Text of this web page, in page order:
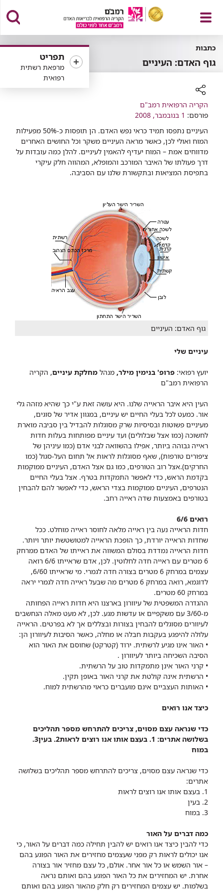
פתח
תפריט
תפריט
מרפאת רשתית
רפואית
כתבות
גוף האדם: העיניים
רכיב
שיתוף
הקריה הרפואית רמב"ם
פורסם: 1 בנובמבר, 2008
העיניים נתפסו תמיד כראי נפש האדם. הן תופסות כ-50% מפעילות
המוח ואולי לכן, כאשר מראה העיניים משקר וכל החושים האחרים
מדווחים אמת – המוח יעדיף להאמין לעיניים. להלן כמה עובדות על
דרך פעולתו של האיבר המורכב והמופלא, המהווה חלק עיקרי
בתפיסת המציאות ובתקשורת שלנו עם הסביבה.
גוף האדם: העיניים
עיניים שלי
יועץ רפואי: פרופ' בנימין מילר, מנהל מחל​קת עיניים, הקריה
הרפואית רמב"ם
העין היא איבר הראייה שלנו. היא עושה זאת ע"י כך שהיא מזהה גלי
אור. כמעט לכל בעלי החיים יש עיניים, במגוון אדיר של סוגים,
מעיניים פשוטות ובסיסיות שרק מסוגלות להבדיל בין סביבה מוארת
לחשוכה (כמו אצל שבלולים) ועד עיניים מפותחות בעלות חדות
ראייה גבוהה ביותר, אפילו בהשוואה לבני אדם (כמו עיניהן של
ציפורים טורפות), שאף מסוגלות לראות אל תחום העל-סגול (כמו
החרקים).אצל רוב הטורפים, כמו גם אצל האדם, העיניים ממוקמות
בקדמת הראש, כדי לאפשר התמקדות בטרף. אצל בעלי החיים
הנטרפים, העיניים ממוקמות בצדי הראש, כדי לאפשר להם להבחין
בטורפים באמצעות שדה ראייה רחב.
רואים 6/6
חדות הראייה נעה בין ראייה מלאה לחוסר ראייה מוחלט. ככל
שחדות הראייה יורדת, כך הופכת הראייה למטושטשת יותר ויותר.
חדות הראייה נמדדת בסולם המשווה את ראייתו של האדם ממרחק
6 מטרים עם ראייה חדה לחלוטין. לכן, אדם שראייתו 6/6 רואה
עצמים במרחק 6 מטרים בצורה חדה לגמרי. מי שראייתו 6/60,
לדוגמא, רואה במרחק 6 מטרים מה שבעל ראייה חדה לגמרי יראה
במרחק 60 מטרים.
ההגדרה המשפטית של עיוורון בארצנו היא חדות ראייה הפחותה
מ-3/60 עם משקפיים או עדשות מגע. לכן, לא מעט מאלה הנחשבים
לעיוורים מסוגלים להבחין בצורות ובצללים אך לא בפרטים. הראייה
עלולה להיפגע בעקבות חבלה או מחלה, כאשר הסיבות לעיוורון הן:
• האור אינו מגיע לרשתית. ירוד (קטרקט) שחוסם את האור הוא
הסיבה השכיחה ביותר לעיוורון .
• קרני האור אינן מתמקדות טוב על הרשתית.
• הרשתית אינה קולטת את קרני האור באופן תקין.
• האותות העצביים אינם מועברים כראוי מהרשתית למוח.
כיצד אנו רואים
כדי שנראה עצם מסוים, צריכים להתרחש מספר תהליכים
בשלושה אתרים: 1. בעצם אותו אנו רוצים לראות2. בעין3.
במוח
כדי שנראה עצם מסוים, צריכים להתרחש מספר תהליכים בשלושה
אתרים:
1. בעצם אותו אנו רוצים לראות
2. בעין
3. במוח
כמה דברים על האור
כדי להבין כיצד אנו רואים יש להבין תחילה כמה דברים על האור, כי
אנו יכולים לראות רק מפני שעצמים מחזירים את האור הפוגע בהם
– אור השמש או כל אור אחר. אולם, כל עצם מחזיר אור בצורה
אחרת. יש המחזירים את כל האור הפוגע בהם ואותם נראה
בשלמות. יש עצמים המחזירים רק חלק מהאור הפוגע בהם ואותם